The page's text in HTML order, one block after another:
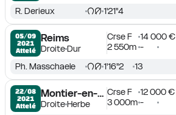
R. Derieux 1'21''4
05/09
2021
Attelé
Reims
DroiteDur
Crse F
14 000 €
2 550m -
Ph. Masschaele 1'16''2 13
22/08
2021
Attelé
Montier-en-Der
DroiteHerbe
Crse F
12 000 €
3 000m -